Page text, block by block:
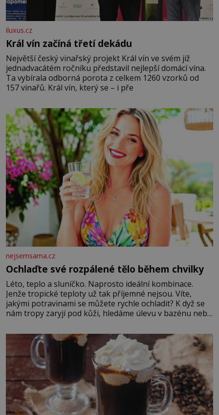
iluxus.cz
Král vín začíná třetí dekádu
Největší český vinařský projekt Král vín ve svém již
jednadvacátém ročníku představil nejlepší domácí vína.
Ta vybírala odborná porota z celkem 1260 vzorků od
157 vinařů. Král vín, který se – i pře
nejsemsama.cz
Ochlaďte své rozpálené tělo během chvilky
Léto, teplo a sluníčko. Naprosto ideální kombinace.
Jenže tropické teploty už tak příjemné nejsou. Víte,
jakými potravinami se můžete rychle ochladit? K dyž se
nám tropy zaryjí pod kůži, hledáme úlevu v bazénu nebo
blízkosti. Nemusíte však zoufat. Pokud budete mít
promyšlený jídelníček, žadné pařáky si na vás